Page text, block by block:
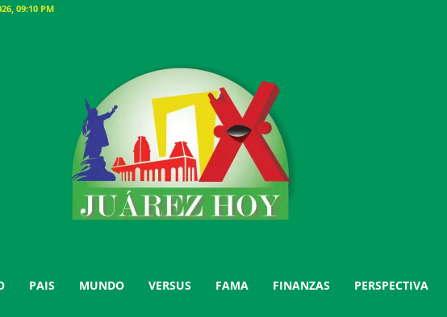
09:10 PM
PAIS MUNDO VERSUS FAMA FINANZAS PERSPECTIVA